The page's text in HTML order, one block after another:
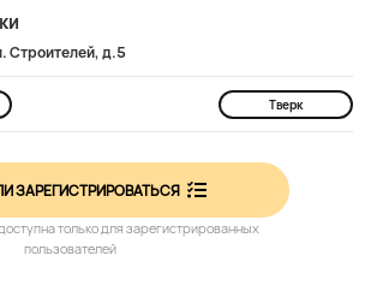
Строителей, д.5
Тверк
ЗАРЕГИСТРИРОВАТЬСЯ
только для зарегистрированных
пользователей